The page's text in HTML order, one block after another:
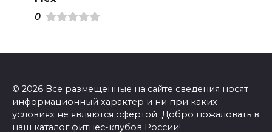
0
© 2026 Все размещенные на сайте сведения носят
информационный характер и ни при каких
условиях не являются офертой. Добро пожаловать в
наш каталог фитнес-клубов России!